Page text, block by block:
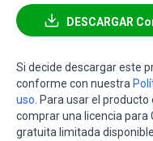
DESCARGAR
Si decide descargar este
conforme con nuestra
uso. Para usar el
comprar una licencia para
gratuita limitada